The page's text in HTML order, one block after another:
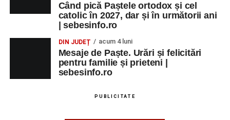
Când pică Paștele ortodox și cel
catolic în 2027, dar și în următorii ani
| sebesinfo.ro
DIN JUDEȚ acum 4 luni
Mesaje de Paște. Urări și felicitări
pentru familie și prieteni |
sebesinfo.ro
PUBLICITATE